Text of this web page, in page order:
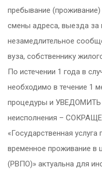
пребывание
смены адреса, выезда за
незамедлительное
вуза, собственнику
По истечении 1 года в
необходимо в течение 1
процедуры и
неисполнения –
«Государственная
временное проживание в
(РВПО)» актуальна для